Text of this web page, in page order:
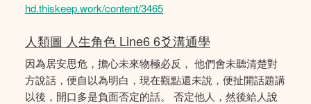
hd.thiskeep.work/content/3465
人類圖 人生角色 Line6 6爻溝通學
因為居安思危，擔心未來物極必反， 他們會未聽清楚對
方說話，便自以為明白，現在觀點還未說，便扯開話題講
以後，開口多是負面否定的話。 否定他人，然後給人說